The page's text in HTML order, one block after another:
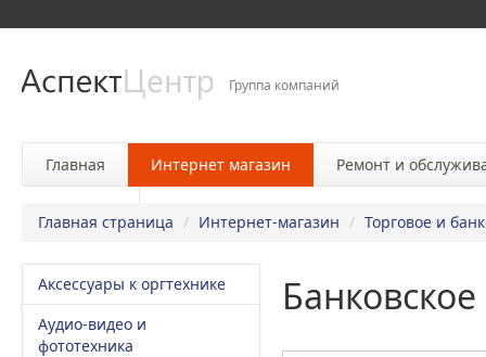
Группа компаний
Главная Интернет магазин Ремонт и
Главная страница / Интернет-магазин / Торговое и
Аксессуары к оргтехнике
Аудио-видео и
фототехника